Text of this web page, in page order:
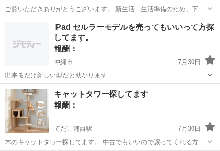
ご覧いただきありがとうございます。 新生活・生活準備のため、下記
の家電を探しております。 ​ご不要になったものや、買い替えで手放す
ご予定のものがございましたら、無料または格安でお譲りいただけな
いでしょうか。 ​■ 探している...
買いたい/ください
iPad セルラーモデルを売ってもいいって方探
してます。
報酬：
沖縄市
7月30日
出来るだけ新しい型だと助かります
沖縄 沖縄市 買いたい/ください
キャットタワー探してます
報酬：
てだこ浦西駅
7月30日
木のキャットタワー探してます。 中古でもいいので譲ってくれる方ご